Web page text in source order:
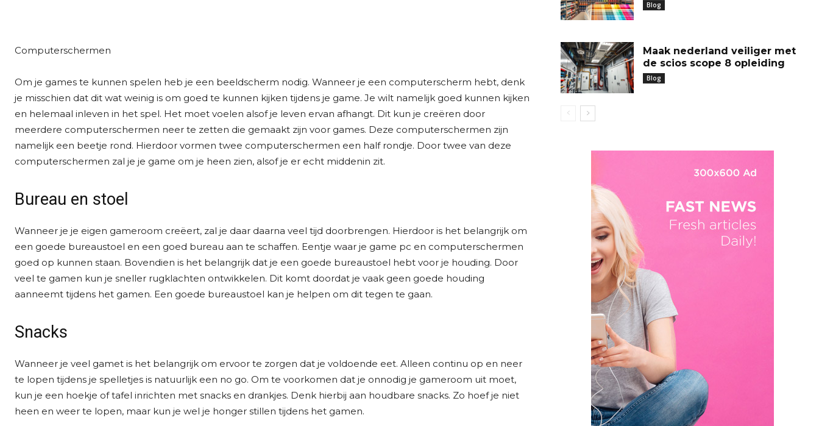
Computerschermen
Om je games te kunnen spelen heb je een beeldscherm nodig. Wanneer je een computerscherm hebt, denk
je misschien dat dit wat weinig is om goed te kunnen kijken tijdens je game. Je wilt namelijk goed kunnen kijken
en helemaal inleven in het spel. Het moet voelen alsof je leven ervan afhangt. Dit kun je creëren door
meerdere computerschermen neer te zetten die gemaakt zijn voor games. Deze computerschermen zijn
namelijk een beetje rond. Hierdoor vormen twee computerschermen een half rondje. Door twee van deze
computerschermen zal je je game om je heen zien, alsof je er echt middenin zit.
Bureau en stoel
Wanneer je je eigen gameroom creëert, zal je daar daarna veel tijd doorbrengen. Hierdoor is het belangrijk om
een goede bureaustoel en een goed bureau aan te schaffen. Eentje waar je game pc en computerschermen
goed op kunnen staan. Bovendien is het belangrijk dat je een goede bureaustoel hebt voor je houding. Door
veel te gamen kun je sneller rugklachten ontwikkelen. Dit komt doordat je vaak geen goede houding
aanneemt tijdens het gamen. Een goede bureaustoel kan je helpen om dit tegen te gaan.
Snacks
Wanneer je veel gamet is het belangrijk om ervoor te zorgen dat je voldoende eet. Alleen continu op en neer
te lopen tijdens je spelletjes is natuurlijk een no go. Om te voorkomen dat je onnodig je gameroom uit moet,
kun je een hoekje of tafel inrichten met snacks en drankjes. Denk hierbij aan houdbare snacks. Zo hoef je niet
heen en weer te lopen, maar kun je wel je honger stillen tijdens het gamen.
Blog
Maak nederland veiliger met
de scios scope 8 opleiding
Blog